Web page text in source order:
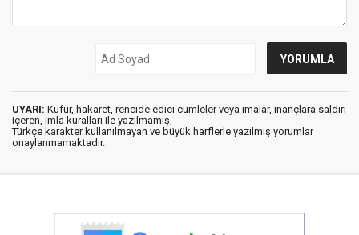
UYARI: Küfür, hakaret, rencide edici cümleler veya imalar, inançlara saldırı
içeren, imla kuralları ile yazılmamış,
Türkçe karakter kullanılmayan ve büyük harflerle yazılmış yorumlar
onaylanmamaktadır.